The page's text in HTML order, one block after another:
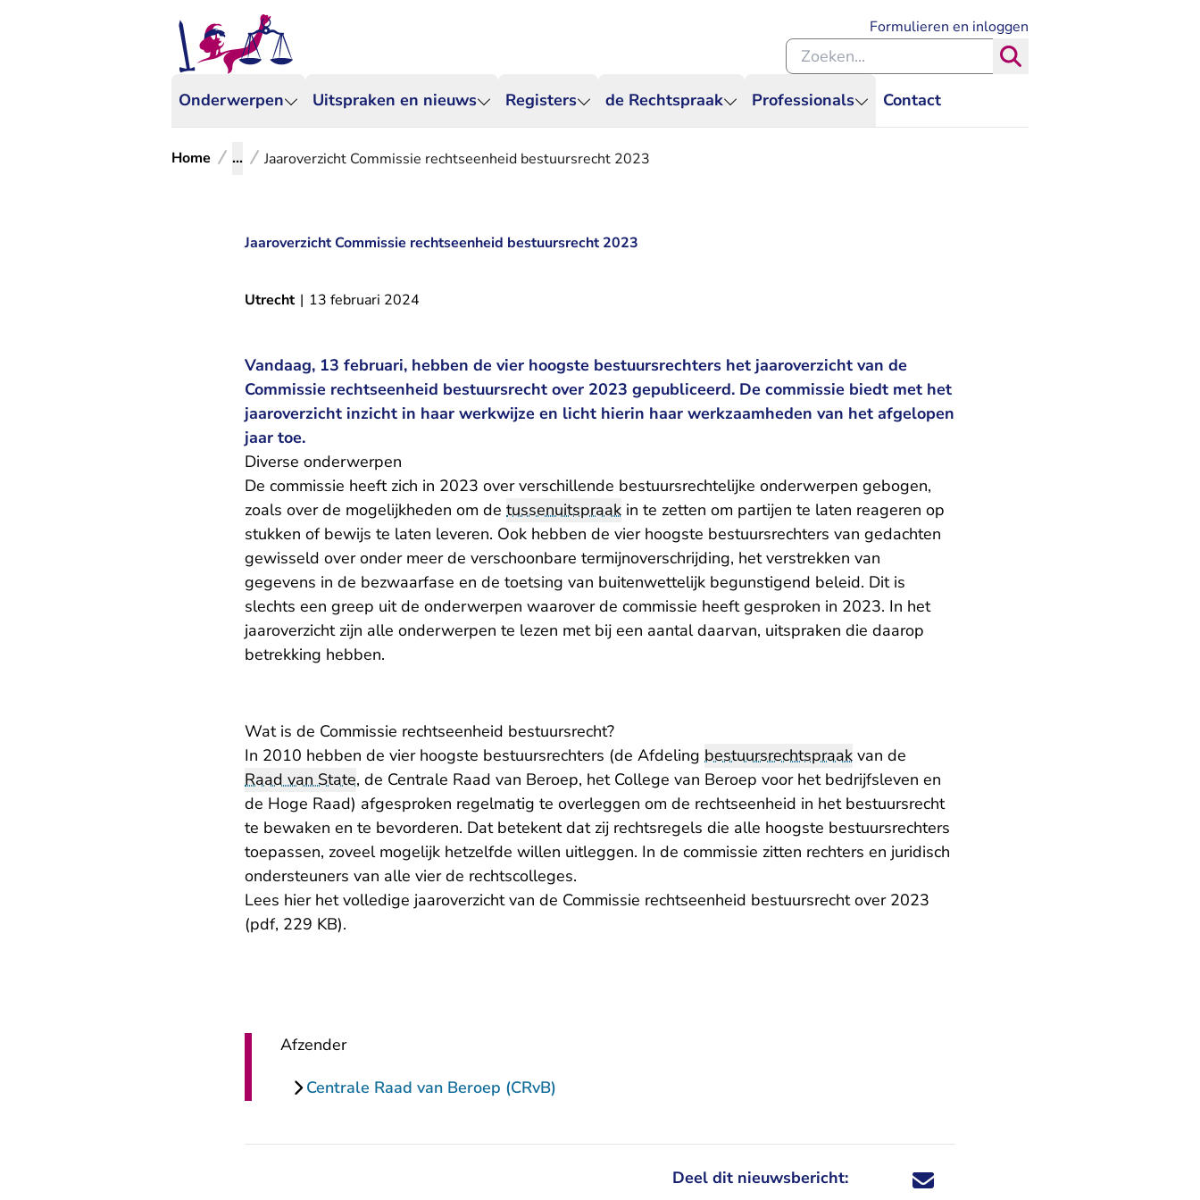
Onderwerpen Uitspraken en nieuws Registers de Rechtspraak Professionals Contact
Formulieren en inloggen
Zoeken binnen de Rechtspraak
Home ... Jaaroverzicht Commissie rechtseenheid bestuursrecht 2023
Jaaroverzicht Commissie rechtseenheid bestuursrecht 2023
Utrecht | 13 februari 2024
Vandaag, 13 februari, hebben de vier hoogste bestuursrechters het jaaroverzicht van de
Commissie rechtseenheid bestuursrecht over 2023 gepubliceerd. De commissie biedt met het
jaaroverzicht inzicht in haar werkwijze en licht hierin haar werkzaamheden van het afgelopen
jaar toe.
Diverse onderwerpen
De commissie heeft zich in 2023 over verschillende bestuursrechtelijke onderwerpen gebogen,
zoals over de mogelijkheden om de tussenuitspraak in te zetten om partijen te laten reageren op
stukken of bewijs te laten leveren. Ook hebben de vier hoogste bestuursrechters van gedachten
gewisseld over onder meer de verschoonbare termijnoverschrijding, het verstrekken van
gegevens in de bezwaarfase en de toetsing van buitenwettelijk begunstigend beleid. Dit is
slechts een greep uit de onderwerpen waarover de commissie heeft gesproken in 2023. In het
jaaroverzicht zijn alle onderwerpen te lezen met bij een aantal daarvan, uitspraken die daarop
betrekking hebben.
Wat is de Commissie rechtseenheid bestuursrecht?
In 2010 hebben de vier hoogste bestuursrechters (de Afdeling bestuursrechtspraak van de
Raad van State, de Centrale Raad van Beroep, het College van Beroep voor het bedrijfsleven en
de Hoge Raad) afgesproken regelmatig te overleggen om de rechtseenheid in het bestuursrecht
te bewaken en te bevorderen. Dat betekent dat zij rechtsregels die alle hoogste bestuursrechters
toepassen, zoveel mogelijk hetzelfde willen uitleggen. In de commissie zitten rechters en juridisch
ondersteuners van alle vier de rechtscolleges.
Lees hier het volledige jaaroverzicht van de Commissie rechtseenheid bestuursrecht over 2023
(pdf, 229 KB).
Afzender
Centrale Raad van Beroep (CRvB)
Deel dit nieuwsbericht: Deel dit nieuwsbericht via X - U verlaat
Deel dit nieuwsbericht via Facebook - U
Deel dit nieuwsbericht via e-mail
Deel dit nieuwsbericht via LinkedIn - U